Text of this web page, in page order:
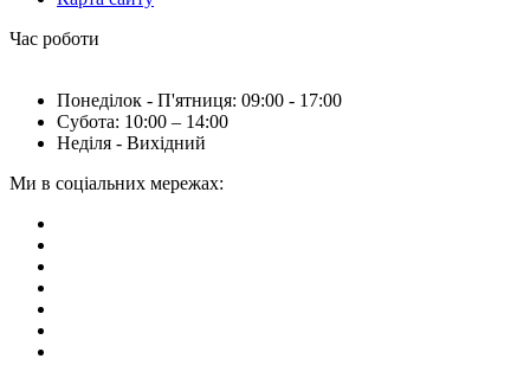
Час роботи
Понеділок - П'ятниця: 09:00 - 17:00
Субота: 10:00 – 14:00
Неділя - Вихідний
Ми в соціальних мережах: